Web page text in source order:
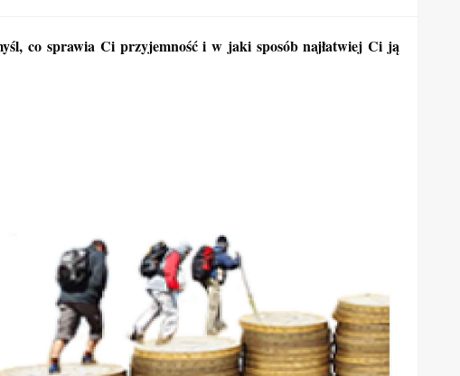
co sprawia Ci przyjemność i w jaki sposób najłatwiej Ci ją